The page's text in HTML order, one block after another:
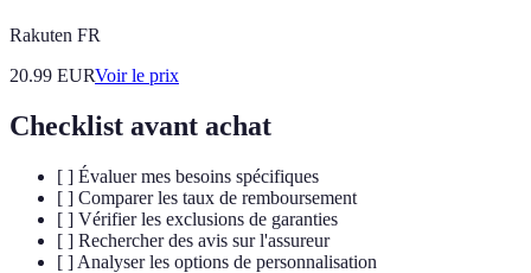
Rakuten FR
20.99 EURVoir le prix
Checklist avant achat
[ ] Évaluer mes besoins spécifiques
[ ] Comparer les taux de remboursement
[ ] Vérifier les exclusions de garanties
[ ] Rechercher des avis sur l'assureur
[ ] Analyser les options de personnalisation